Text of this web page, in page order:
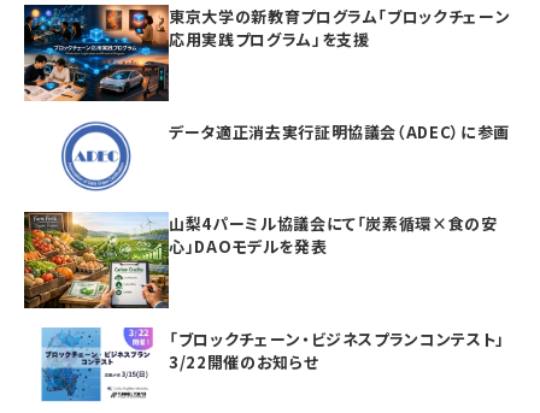
東京大学の新教育プログラム「ブロックチェーン
応用実践プログラム」を支援
データ適正消去実行証明協議会（ADEC）に参画
山梨4パーミル協議会にて「炭素循環×食の安
心」DAOモデルを発表
「ブロックチェーン・ビジネスプランコンテスト」
3/22開催のお知らせ